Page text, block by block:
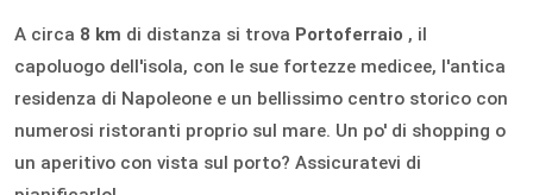
A circa 8 km di distanza si trova Portoferraio , il
capoluogo dell'isola, con le sue fortezze medicee, l'antica
residenza di Napoleone e un bellissimo centro storico con
numerosi ristoranti proprio sul mare. Un po' di shopping o
un aperitivo con vista sul porto? Assicuratevi di